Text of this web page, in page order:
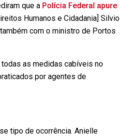
que a Polícia Federal apure
Humanos e Cidadania] Silvio
com o ministro de Portos
todas as medidas cabíveis no
por agentes de
tipo de ocorrência. Anielle